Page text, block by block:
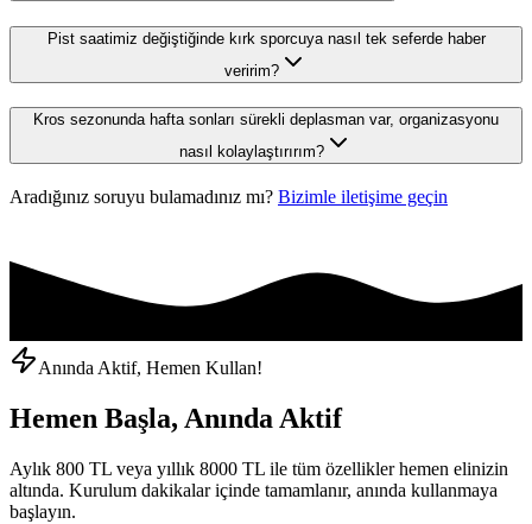
Pist saatimiz değiştiğinde kırk sporcuya nasıl tek seferde haber
veririm?
Kros sezonunda hafta sonları sürekli deplasman var, organizasyonu
nasıl kolaylaştırırım?
Aradığınız soruyu bulamadınız mı? Bizimle iletişime geçin
Anında Aktif, Hemen Kullan!
Hemen Başla, Anında Aktif
Aylık 800 TL veya yıllık 8000 TL ile tüm özellikler hemen elinizin
altında. Kurulum dakikalar içinde tamamlanır, anında kullanmaya
başlayın.